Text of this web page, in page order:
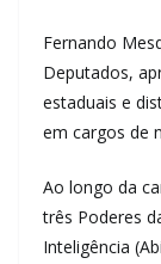
Fernando
Deputados,
estaduais e
em cargos de
Ao longo da
três Poderes
Inteligência